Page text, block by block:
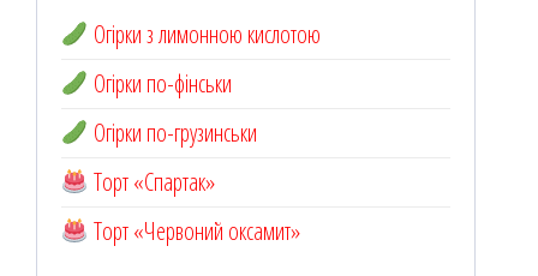
Огірки з лимонною кислотою
Огірки по-фінськи
Огірки по-грузинськи
Торт «Спартак»
Торт «Червоний оксамит»